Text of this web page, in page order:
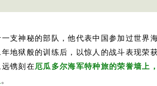
支神秘的部队，他代表中国参加过世界
地狱般的训练后，以惊人的战斗表现荣
镌刻在厄瓜多尔海军特种旅的荣誉墙上
。